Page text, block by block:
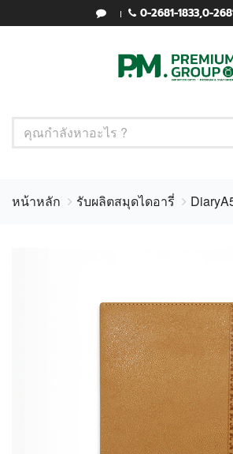
0-2681-1833,0-
หน้าหลัก รับผลิตสมุดไดอารี่